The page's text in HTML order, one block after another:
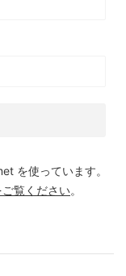
を使っています。
覧ください。